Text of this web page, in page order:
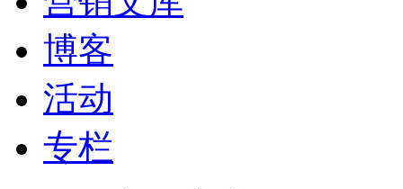
博客
活动
专栏